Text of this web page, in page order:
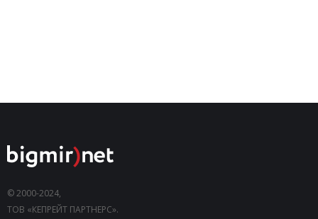
© 2000-2024,
ТОВ «КЕПРЕЙТ ПАРТНЕРС».